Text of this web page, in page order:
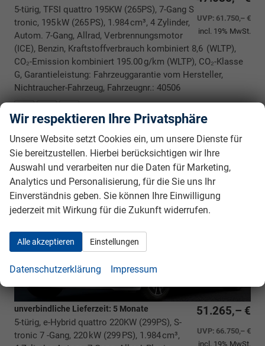
UVP: 61.750,– €
incl. 19% MwSt.
5-türig, TFSI quattro 195KW (265PS), 7-Gang S
tronic, 195 kW (265 PS), 1.984 cm³, 4 Zylinder,
Autom. 7-Gang, Allrad, Verbrennungsmotor
(ICE), Benzin, Kraftstoffverbrauch kombiniert 8,6 (WLTP),
CO₂-Emission kombiniert 195.00 g/km (WLTP), CO₂-Klasse
G, Garantieleistung: Fahrzeuggarantie vom Hersteller,
Nichtraucher-Fahrzeug, Fahrzeugnr.: 40506
Audi A5 Avante-HYBRID *BESTELLBAR* 353,- €
monatlich* 36 Monate* Ohne
Kilometerbegrenzung*
51.265,– €
UVP: 66.750,– €
incl. 19% MwSt.
unverbindliche Lieferzeit: 5 Monate
5-türig, e-Hybrid quattro 220KW (299PS), S-
tronic 7 -Gang, 220 kW (299 PS), 1.984 cm³,
Wir respektieren Ihre Privatsphäre
Unsere Website setzt Cookies ein, um unsere Dienste für
Sie bereitzustellen. Hierbei berücksichtigen wir Ihre
Auswahl und verarbeiten nur die Daten für Marketing,
Analytics und Personalisierung, für die Sie uns Ihr
Einverständnis geben. Sie können Ihre Einwilligung
jederzeit mit Wirkung für die Zukunft widerrufen.
Alle akzeptieren Einstellungen
Datenschutzerklärung Impressum